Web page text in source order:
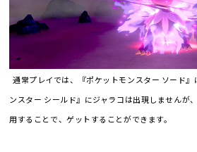
通常プレイでは、『ポケットモンスター ソード
ンスター シールド』にジャラコは出現しませんが
用することで、ゲットすることができます。